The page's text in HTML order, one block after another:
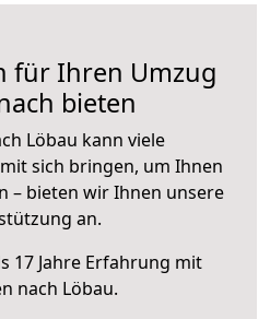
für Ihren Umzug
bieten
Löbau kann viele
sich bringen, um Ihnen
– bieten wir Ihnen unsere
an.
17 Jahre Erfahrung mit
nach Löbau.